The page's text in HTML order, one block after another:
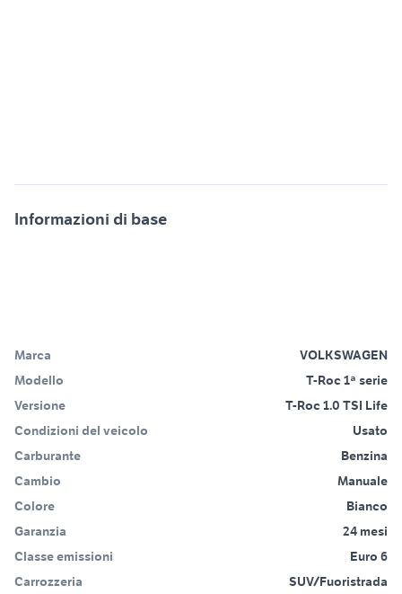
Informazioni di base
Marca
VOLKSWAGEN
Modello
T-Roc 1ª serie
Versione
T-Roc 1.0 TSI Life
Condizioni del veicolo
Usato
Carburante
Benzina
Cambio
Manuale
Colore
Bianco
Garanzia
24 mesi
Classe emissioni
Euro 6
Carrozzeria
SUV/Fuoristrada